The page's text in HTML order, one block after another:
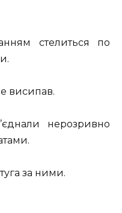
стелиться по
висипав.
нерозривно
за ними.